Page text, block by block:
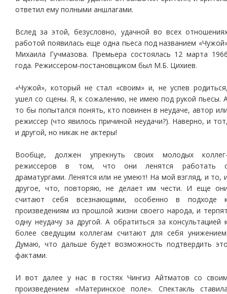
ответил ему полными аншлагами.
Вслед за этой, безусловно, удачной во всех
работой появилась еще одна пьеса под названием
Михаила Гучмазова. Премьера состоялась 12 марта
года. Режиссером-постановщиком был М.Б. Цихиев.
«Чужой», который не стал «своим» и, не успев
ушел со сцены. Я, к сожалению, не имею под рукой пьесы.
то бы попытался понять, кто повинен в неудаче, автор
режиссер (что явилось причиной неудачи?). Наверно, и
и другой, но никак не актеры!
Вообще, должен упрекнуть своих молодых
режиссеров в том, что они ленятся работать
драматургами. Ленятся или не умеют! На мой взгляд, и то,
другое, что, повторяю, не делает им чести. И еще
считают себя всезнающими, особенно в подходе
произведениям из прошлой жизни своего народа, и
одну неудачу за другой. А обратиться за консультацией
более сведущим коллегам считают для себя
Думаю, что дальше будет возможность подтвердить
фактами.
И вот далее у нас в гостях Чингиз Айтматов со
произведением «Материнское поле». Спектакль